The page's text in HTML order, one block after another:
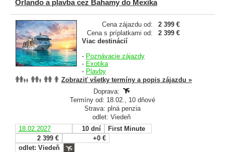
Orlando a plavba cez Bahamy do Mexika
Cena zájazdu od:
2 399 €
Cena s príplatkami od:
2 399 €
Viac destinácií
- Poznávacie zájazdy
- Exotika
- Plavby
Zobraziť všetky termíny a popis zájazdu »
Doprava:
Termíny od: 18.02., 10 dňové
Strava: plná penzia
odlet: Viedeň
18.02.2027
10 dní
First Minute
2 399 €
+0 €
odlet: Viedeň